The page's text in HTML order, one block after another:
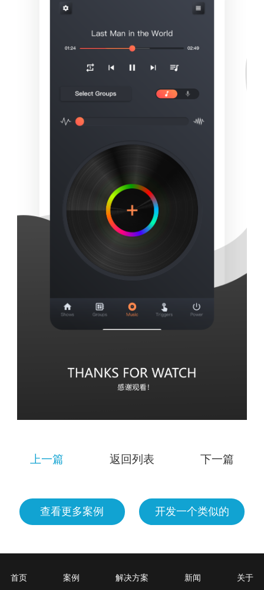
上一篇 返回列表 下一篇
查看更多案例 开发一个类似的
首页 案例 解决方案 新闻 关于